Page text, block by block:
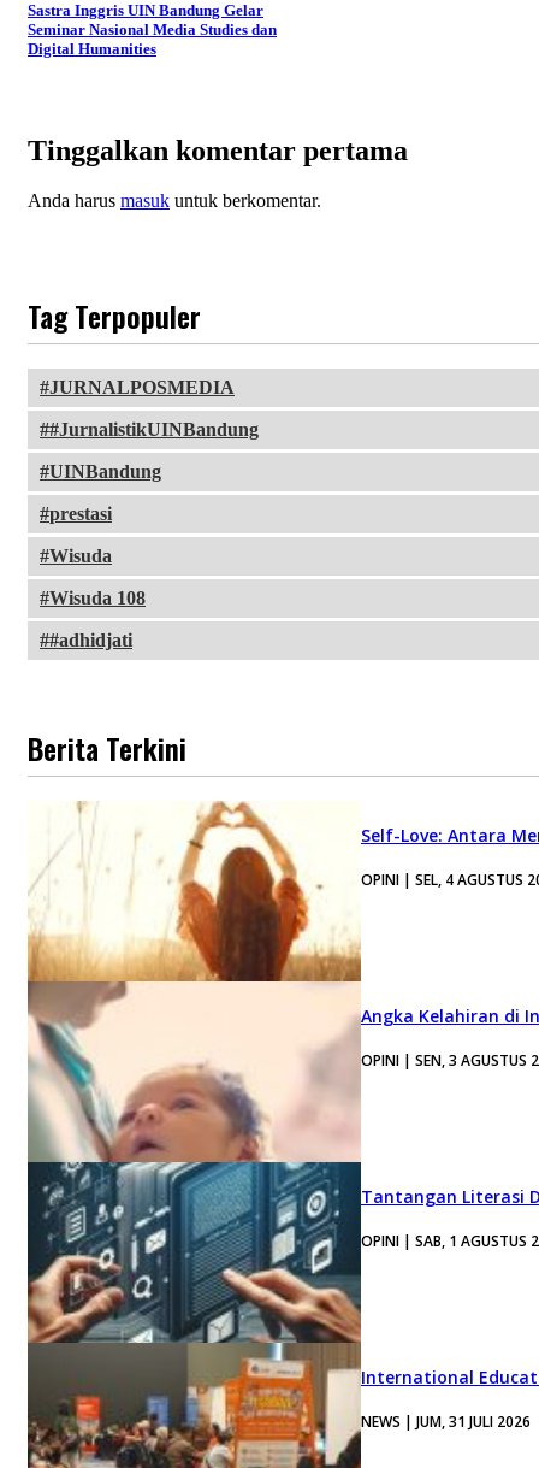
Sastra Inggris UIN Bandung Gelar
Seminar Nasional Media Studies dan
Digital Humanities
Tinggalkan komentar pertama
Anda harus masuk untuk berkomentar.
Tag Terpopuler
JURNALPOSMEDIA
#JurnalistikUINBandung
UINBandung
prestasi
Wisuda
Wisuda 108
#adhidjati
Berita Terkini
Self-Love: Antara
OPINI | SEL, 4 AGUSTUS
Angka Kelahiran di
OPINI | SEN, 3 AGUSTUS
Tantangan Literasi
OPINI | SAB, 1 AGUSTUS
International
NEWS | JUM, 31 JULI 2026